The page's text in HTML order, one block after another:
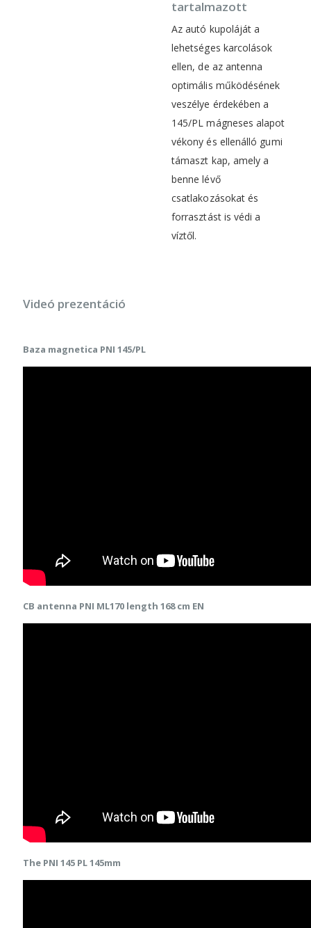
tartalmazott
Az autó kupoláját a
lehetséges karcolások
ellen, de az antenna
optimális működésének
veszélye érdekében a
145/PL mágneses alapot
vékony és ellenálló gumi
támaszt kap, amely a
benne lévő
csatlakozásokat és
forrasztást is védi a
víztől.
Videó prezentáció
Baza magnetica PNI 145/PL
CB antenna PNI ML170 length 168 cm EN
The PNI 145 PL 145mm